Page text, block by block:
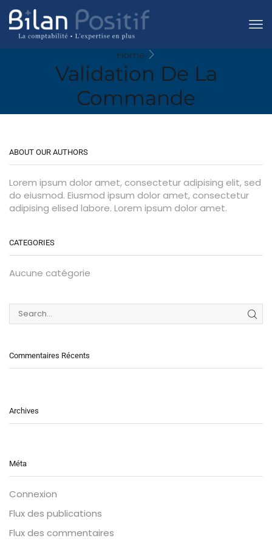
Home
Validation De La
Commande
ABOUT OUR AUTHORS
Lorem ipsum dolor amet, consectetur adipising elit, sed
do eiusmod. Eiusmod ipsum dolor amet, consectetur
adipising elised labore. Lorem ipsum dolor amet.
CATEGORIES
Aucune catégorie
Commentaires Récents
Archives
Méta
Connexion
Flux des publications
Flux des commentaires